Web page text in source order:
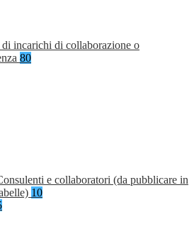
incarichi di collaborazione o
80
e collaboratori (da pubblicare in
10